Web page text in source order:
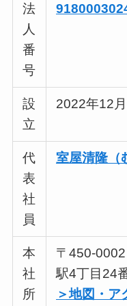
法
人
番
号
設
立
2022年12
代
表
社
員
室屋清隆（
本
社
所
〒450-
駅4丁目24
＞地図・ア